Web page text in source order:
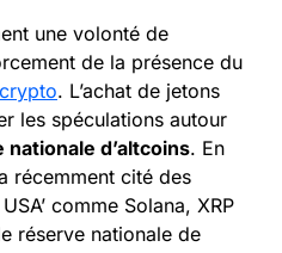
une volonté de
de la présence du
crypto. L’achat de jetons
les spéculations autour
d’altcoins. En
récemment cité des
comme Solana, XRP
réserve nationale de